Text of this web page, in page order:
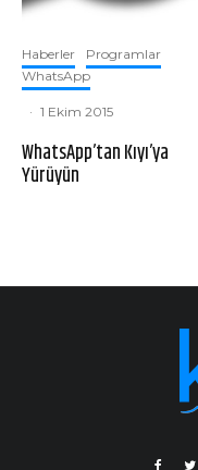
Haberler
Programlar
WhatsApp
· 1 Ekim 2015
WhatsApp’tan Kıyı’ya
Yürüyün